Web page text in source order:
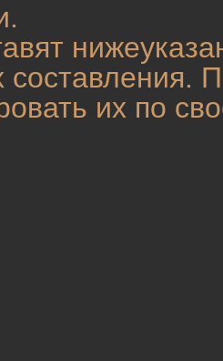
составления.
их по